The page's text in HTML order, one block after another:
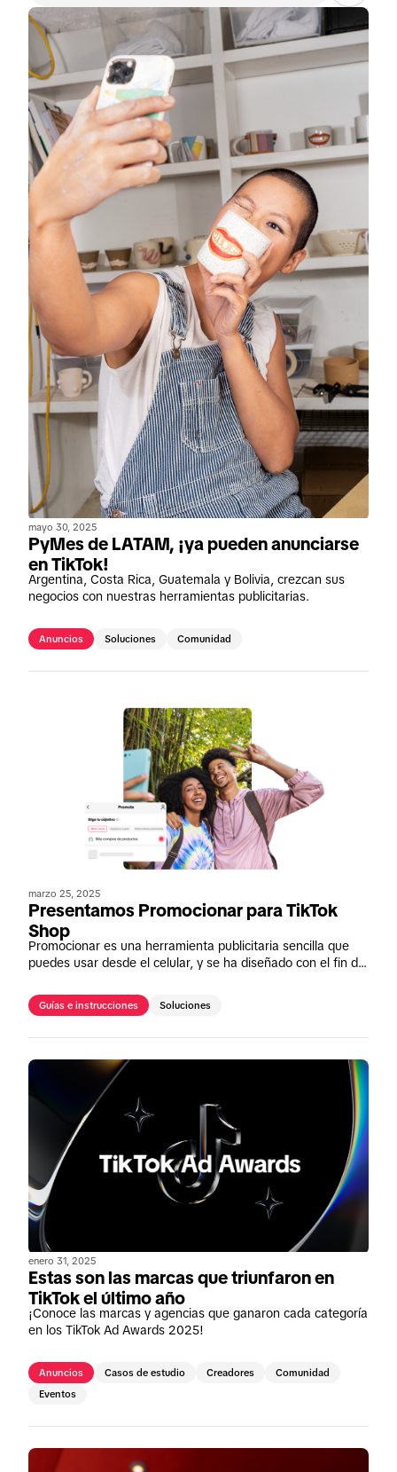
mayo 30, 2025
PyMes de LATAM, ¡ya pueden anunciarse
en TikTok!
Argentina, Costa Rica, Guatemala y Bolivia, crezcan sus
negocios con nuestras herramientas publicitarias.
Anuncios Soluciones Comunidad
marzo 25, 2025
Presentamos Promocionar para TikTok
Shop
Promocionar es una herramienta publicitaria sencilla que
puedes usar desde el celular, y se ha diseñado con el fin de
nuevos objetivos te ayudará a impulsar las ventas en tu
TikTok Shop.
Guías e instrucciones Soluciones
enero 31, 2025
Estas son las marcas que triunfaron en
TikTok el último año
¡Conoce las marcas y agencias que ganaron cada categoría
en los TikTok Ad Awards 2025!
Anuncios Casos de estudio Creadores
Comunidad
Eventos